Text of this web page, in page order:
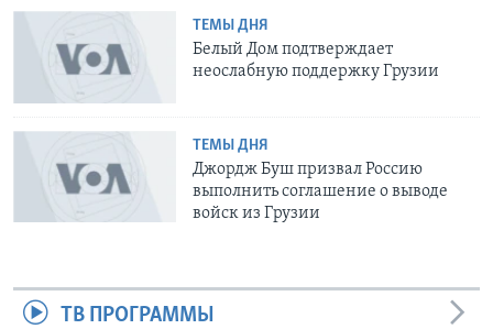
ТЕМЫ ДНЯ
Белый Дом подтверждает
неослабную поддержку Грузии
ТЕМЫ ДНЯ
Джордж Буш призвал Россию
выполнить соглашение о выводе
войск из Грузии
ТВ ПРОГРАММЫ